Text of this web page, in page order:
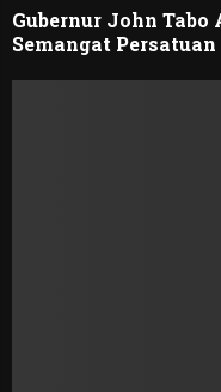
Gubernur John Tabo
Semangat Persatuan